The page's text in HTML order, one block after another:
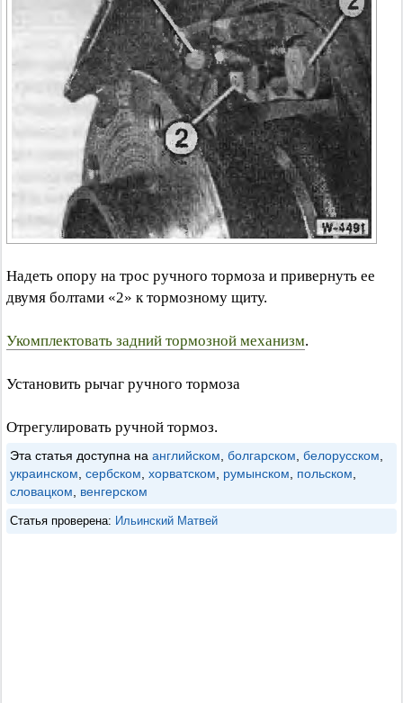
Надеть опору на трос ручного тормоза и привернуть ее
двумя болтами «2» к тормозному щиту.
Укомплектовать задний тормозной механизм.
Установить рычаг ручного тормоза
Отрегулировать ручной тормоз.
Эта статья доступна на английском болгарском белорусском
украинском сербском хорватском румынском польском
словацком
венгерском
Статья проверена: Ильинский Матвей